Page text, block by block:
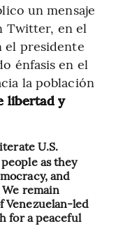
un mensaje
Twitter, en el
el presidente
énfasis en el
la población
libertad y
U.S.
as they
and
remain
Venezuelan-led
for a peaceful